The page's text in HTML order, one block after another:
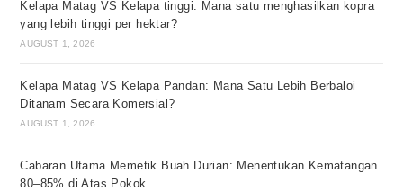
Kelapa Matag VS Kelapa tinggi: Mana satu menghasilkan kopra
yang lebih tinggi per hektar?
AUGUST 1, 2026
Kelapa Matag VS Kelapa Pandan: Mana Satu Lebih Berbaloi
Ditanam Secara Komersial?
AUGUST 1, 2026
Cabaran Utama Memetik Buah Durian: Menentukan Kematangan
80–85% di Atas Pokok